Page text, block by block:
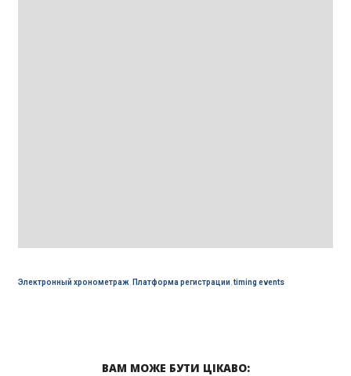
Электронный хронометраж, Платформа регистрации timing events
ВАМ МОЖЕ БУТИ ЦІКАВО: